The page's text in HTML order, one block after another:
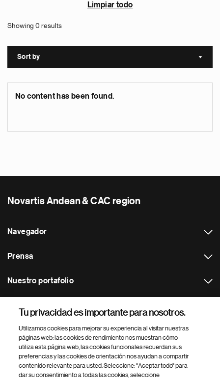
Limpiar todo
Showing 0 results
Sort by Sort
No content has been found.
Novartis Andean & CAC region
Navegador
Prensa
Nuestro portafolio
Footer Site Search
Tu privacidad es importante para nosotros.
Utilizamos cookies para mejorar su experiencia al visitar nuestras
páginas web: las cookies de rendimiento nos muestran cómo
utiliza esta página web, las cookies funcionales recuerdan sus
preferencias y las cookies de orientación nos ayudan a compartir
contenido relevante para usted. Seleccione: "Aceptar todo" para
dar su consentimiento a todas las cookies, seleccione